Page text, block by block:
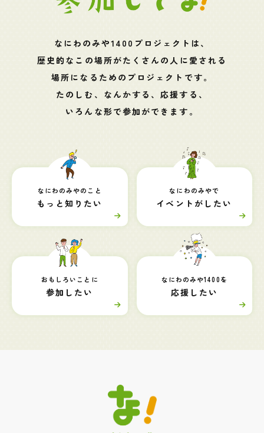
なにわのみや1400プロジェクトは、
歴史的なこの場所がたくさんの人に愛される
場所になるためのプロジェクトです。
たのしむ、なんかする、応援する、
いろんな形で参加ができます。
なにわのみやのこと
もっと知りたい
なにわのみやで
イベントがしたい
おもしろいことに
参加したい
なにわのみや1400を
応援したい